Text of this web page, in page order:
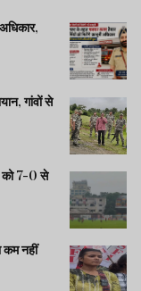
गांवों से
को 7-0 से